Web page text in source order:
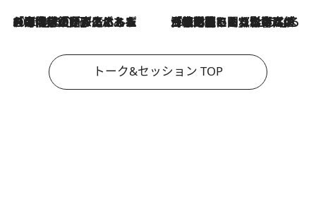
2026.8.3
「今後値上げがあるとすれば…」「リスクがあるのは今年の冬」エネルギー専門家が語る、ホルムズ海峡封鎖が家庭にもたらす“ある心配” 2026.8.3
「住宅建てられない…」「サーチャージ料の高値が続いている」ホルムズ海峡封鎖による影響はいつまで続く？《エネルギー専門家に聞く“どうなる日本の暮らし”》
トーク&セッション TOP